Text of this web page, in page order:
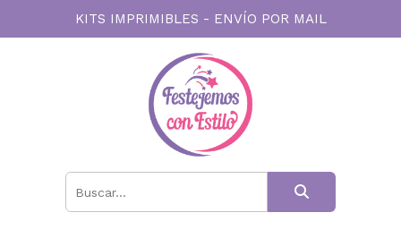
KITS IMPRIMIBLES - ENVÍO POR MAIL